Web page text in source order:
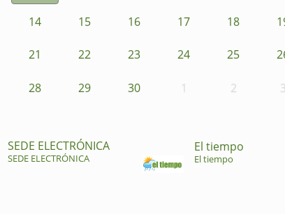
14 15 16 17 18
21 22 23 24 25
28 29 30 1 2 3
SEDE ELECTRÓNICA
SEDE ELECTRÓNICA
El tiempo
El tiempo